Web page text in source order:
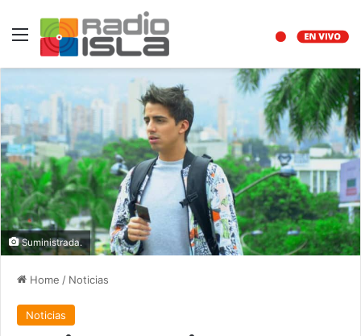
Menu
Suministrada.
Home / Noticias
Noticias